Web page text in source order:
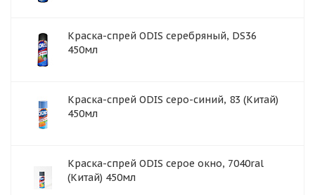
Краска-спрей ODIS серебряный, DS36
450мл
Краска-спрей ODIS серо-синий, 83 (Китай)
450мл
Краска-спрей ODIS серое окно, 7040ral
(Китай) 450мл